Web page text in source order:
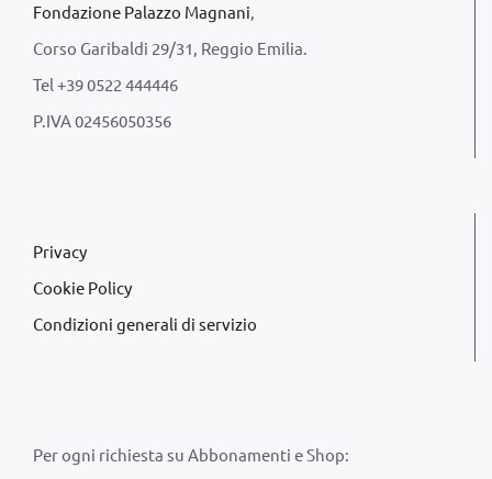
Fondazione Palazzo Magnani,
Corso Garibaldi 29/31, Reggio Emilia.
Tel +39 0522 444446
P.IVA 02456050356
Privacy
Cookie Policy
Condizioni generali di servizio
Per ogni richiesta su Abbonamenti e Shop: